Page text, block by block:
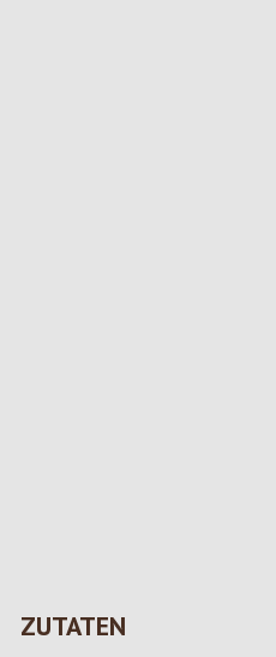
ZUTATEN